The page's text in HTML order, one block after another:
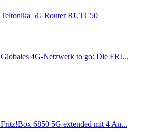
Teltonika 5G Router RUTC50
Globales 4G-Netzwerk to go: Die FRI...
Fritz!Box 6850 5G extended mit 4 An...